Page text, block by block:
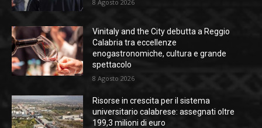
8 Agosto 2026
Vinitaly and the City debutta a Reggio
Calabria tra eccellenze
enogastronomiche, cultura e grande
spettacolo
8 Agosto 2026
Risorse in crescita per il sistema
universitario calabrese: assegnati oltre
199,3 milioni di euro